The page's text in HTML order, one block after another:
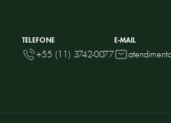
TELEFONE
+55 (11) 3742-0077
E-MAIL